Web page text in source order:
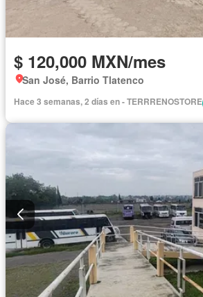
$ 120,000 MXN/mes
San José, Barrio Tlatenco
Hace 3 semanas, 2 días en - TERRRENOSTORE